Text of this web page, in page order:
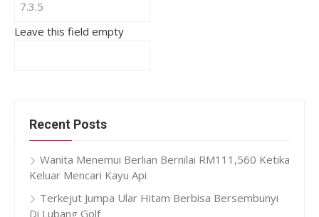
Leave this field empty
Recent Posts
Wanita Menemui Berlian Bernilai RM111,560 Ketika
Keluar Mencari Kayu Api
Terkejut Jumpa Ular Hitam Berbisa Bersembunyi
Di Lubang Golf